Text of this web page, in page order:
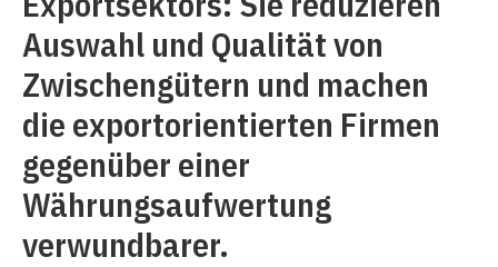
Auswahl und Qualität von
Zwischengütern und machen
die exportorientierten Firmen
gegenüber einer
Währungsaufwertung
verwundbarer.